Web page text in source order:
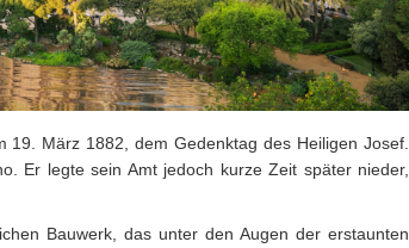
März 1882, dem Gedenktag des Heiligen Josef.
Er legte sein Amt jedoch kurze Zeit später nieder,
Bauwerk, das unter den Augen der erstaunten